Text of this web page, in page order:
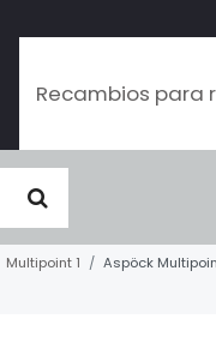
Recambios para
Multipoint 1 Aspöck